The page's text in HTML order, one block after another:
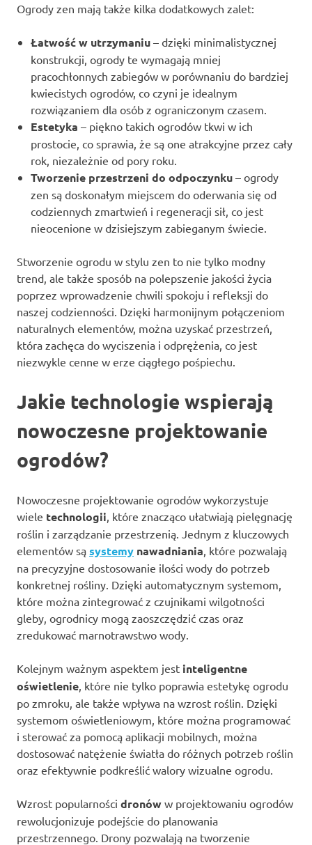
Ogrody zen mają także kilka dodatkowych zalet:
Łatwość w utrzymaniu – dzięki minimalistycznej
konstrukcji, ogrody te wymagają mniej
pracochłonnych zabiegów w porównaniu do bardziej
kwiecistych ogrodów, co czyni je idealnym
rozwiązaniem dla osób z ograniczonym czasem.
Estetyka – piękno takich ogrodów tkwi w ich
prostocie, co sprawia, że są one atrakcyjne przez cały
rok, niezależnie od pory roku.
Tworzenie przestrzeni do odpoczynku – ogrody
zen są doskonałym miejscem do oderwania się od
codziennych zmartwień i regeneracji sił, co jest
nieocenione w dzisiejszym zabieganym świecie.
Stworzenie ogrodu w stylu zen to nie tylko modny
trend, ale także sposób na polepszenie jakości życia
poprzez wprowadzenie chwili spokoju i refleksji do
naszej codzienności. Dzięki harmonijnym połączeniom
naturalnych elementów, można uzyskać przestrzeń,
która zachęca do wyciszenia i odprężenia, co jest
niezwykle cenne w erze ciągłego pośpiechu.
Jakie technologie wspierają
nowoczesne projektowanie
ogrodów?
Nowoczesne projektowanie ogrodów wykorzystuje
wiele technologii , które znacząco ułatwiają pielęgnację
roślin i zarządzanie przestrzenią. Jednym z kluczowych
elementów są systemy nawadniania , które pozwalają
na precyzyjne dostosowanie ilości wody do potrzeb
konkretnej rośliny. Dzięki automatycznym systemom,
które można zintegrować z czujnikami wilgotności
gleby, ogrodnicy mogą zaoszczędzić czas oraz
zredukować marnotrawstwo wody.
Kolejnym ważnym aspektem jest inteligentne
oświetlenie , które nie tylko poprawia estetykę ogrodu
po zmroku, ale także wpływa na wzrost roślin. Dzięki
systemom oświetleniowym, które można programować
i sterować za pomocą aplikacji mobilnych, można
dostosować natężenie światła do różnych potrzeb roślin
oraz efektywnie podkreślić walory wizualne ogrodu.
Wzrost popularności dronów w projektowaniu ogrodów
rewolucjonizuje podejście do planowania
przestrzennego. Drony pozwalają na tworzenie